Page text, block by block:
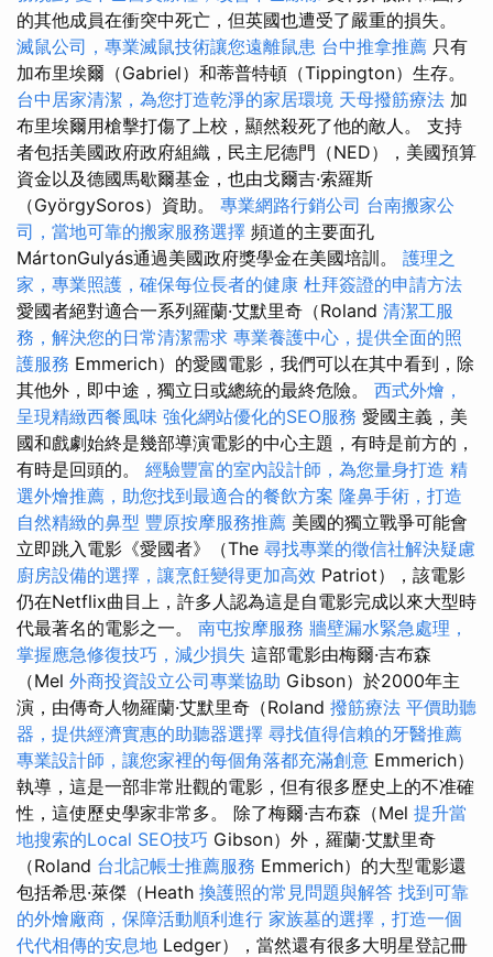
的其他成員在衝突中死亡，但英國也遭受了嚴重的損失。
滅鼠公司，專業滅鼠技術讓您遠離鼠患 台中推拿推薦 只有
加布里埃爾（Gabriel）和蒂普特頓（Tippington）生存。
台中居家清潔，為您打造乾淨的家居環境 天母撥筋療法 加
布里埃爾用槍擊打傷了上校，顯然殺死了他的敵人。 支持
者包括美國政府政府組織，民主尼德門（NED），美國預算
資金以及德國馬歇爾基金，也由戈爾吉·索羅斯
（GyörgySoros）資助。 專業網路行銷公司 台南搬家公
司，當地可靠的搬家服務選擇 頻道的主要面孔
MártonGulyás通過美國政府獎學金在美國培訓。 護理之
家，專業照護，確保每位長者的健康 杜拜簽證的申請方法
愛國者絕對適合一系列羅蘭·艾默里奇（Roland 清潔工服
務，解決您的日常清潔需求 專業養護中心，提供全面的照
護服務 Emmerich）的愛國電影，我們可以在其中看到，除
其他外，即中途，獨立日或總統的最終危險。 西式外燴，
呈現精緻西餐風味 強化網站優化的SEO服務 愛國主義，美
國和戲劇始終是幾部導演電影的中心主題，有時是前方的，
有時是回頭的。 經驗豐富的室內設計師，為您量身打造 精
選外燴推薦，助您找到最適合的餐飲方案 隆鼻手術，打造
自然精緻的鼻型 豐原按摩服務推薦 美國的獨立戰爭可能會
立即跳入電影《愛國者》（The 尋找專業的徵信社解決疑慮
廚房設備的選擇，讓烹飪變得更加高效 Patriot），該電影
仍在Netflix曲目上，許多人認為這是自電影完成以來大型時
代最著名的電影之一。 南屯按摩服務 牆壁漏水緊急處理，
掌握應急修復技巧，減少損失 這部電影由梅爾·吉布森
（Mel 外商投資設立公司專業協助 Gibson）於2000年主
演，由傳奇人物羅蘭·艾默里奇（Roland 撥筋療法 平價助聽
器，提供經濟實惠的助聽器選擇 尋找值得信賴的牙醫推薦
專業設計師，讓您家裡的每個角落都充滿創意 Emmerich）
執導，這是一部非常壯觀的電影，但有很多歷史上的不准確
性，這使歷史學家非常多。 除了梅爾·吉布森（Mel 提升當
地搜索的Local SEO技巧 Gibson）外，羅蘭·艾默里奇
（Roland 台北記帳士推薦服務 Emmerich）的大型電影還
包括希思·萊傑（Heath 換護照的常見問題與解答 找到可靠
的外燴廠商，保障活動順利進行 家族墓的選擇，打造一個
代代相傳的安息地 Ledger），當然還有很多大明星登記冊